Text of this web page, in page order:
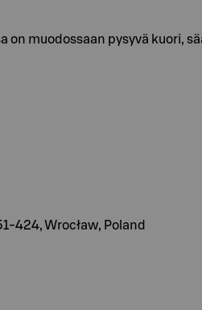
on muodossaan pysyvä
424, Wrocław, Poland